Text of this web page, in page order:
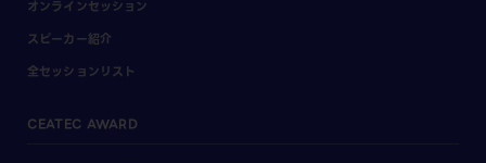
オンラインセッション
スピーカー紹介
全セッションリスト
CEATEC AWARD